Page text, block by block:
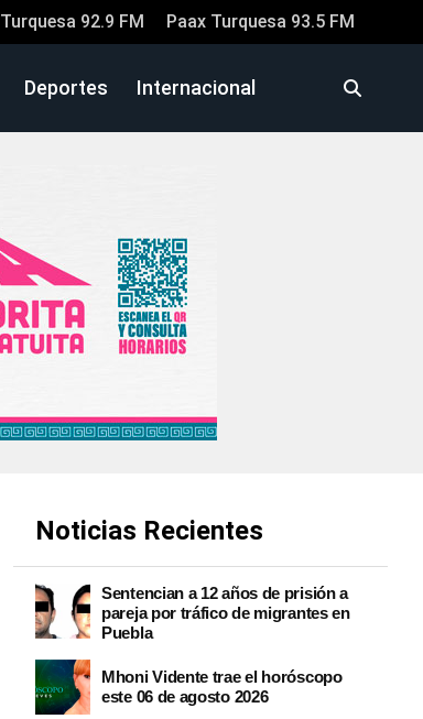
Turquesa 92.9 FM Paax Turquesa 93.5 FM
Deportes Internacional
Noticias Recientes
Sentencian a 12 años de prisión a
pareja por tráfico de migrantes en
Puebla
Mhoni Vidente trae el horóscopo
este 06 de agosto 2026